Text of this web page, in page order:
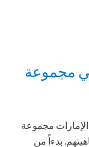
مجموعة
مجموعة
بدءاً من